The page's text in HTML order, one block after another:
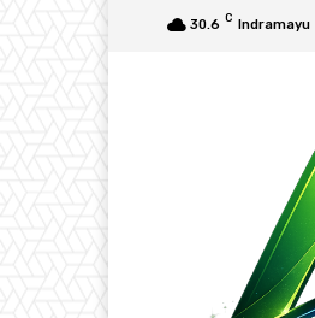
30.6 C Indramayu